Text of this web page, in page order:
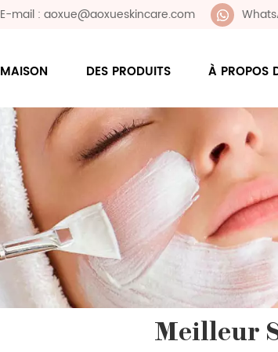
E-mail : aoxue@aoxueskincare.com
MAISON DES PRODUITS À PROPOS
Meilleur